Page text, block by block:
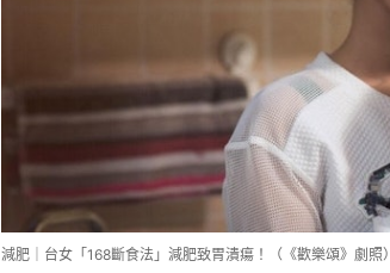
減肥｜台女「168斷食法」減肥致胃潰瘍！（《歡樂頌》劇照）